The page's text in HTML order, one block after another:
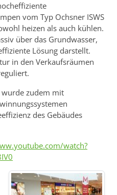
vom Typ Ochsner ISWS
heizen als auch kühlen.
über das Grundwasser,
Lösung darstellt.
in den Verkaufsräumen
wurde zudem mit
des Gebäudes
watch?